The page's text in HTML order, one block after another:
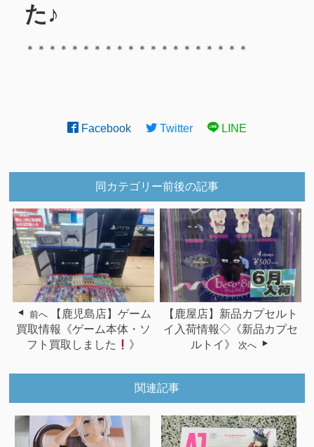
た♪
＊＊＊＊＊＊＊＊＊＊＊＊＊＊＊＊＊＊＊＊
Facebook Twitter LINE
同カテゴリー前後の記事
前へ
【鹿児島店】ゲーム
買取情報《ゲーム本体・ソ
フト買取しました
》
【鹿屋店】新品カプセルト
イ入荷情報◇《新品カプセ
ルトイ》
次へ
関連記事